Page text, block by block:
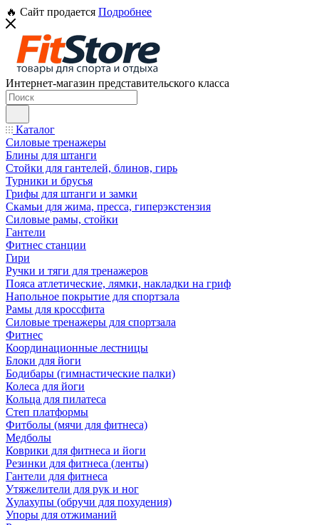
🔥 Сайт продается Подробнее
Интернет-магазин представительского класса
Каталог
Силовые тренажеры
Блины для штанги
Стойки для гантелей, блинов, гирь
Турники и брусья
Грифы для штанги и замки
Скамьи для жима, пресса, гиперэкстензия
Силовые рамы, стойки
Гантели
Фитнес станции
Гири
Ручки и тяги для тренажеров
Пояса атлетические, лямки, накладки на гриф
Напольное покрытие для спортзала
Рамы для кроссфита
Силовые тренажеры для спортзала
Фитнес
Координационные лестницы
Блоки для йоги
Бодибары (гимнастические палки)
Колеса для йоги
Кольца для пилатеса
Степ платформы
Фитболы (мячи для фитнеса)
Медболы
Коврики для фитнеса и йоги
Резинки для фитнеса (ленты)
Гантели для фитнеса
Утяжелители для рук и ног
Хулахупы (обручи для похудения)
Упоры для отжиманий